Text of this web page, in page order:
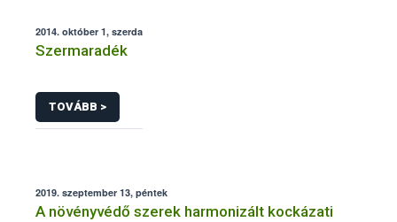
2014. október 1, szerda
Szermaradék
TOVÁBB >
2019. szeptember 13, péntek
A növényvédő szerek harmonizált kockázati